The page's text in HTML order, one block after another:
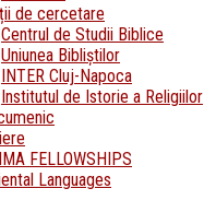
de cercetare
Centrul de Studii Biblice
Uniunea Bibliștilor
INTER Cluj-Napoca
Institutul de Istorie a Religiilor
FELLOWSHIPS
Languages